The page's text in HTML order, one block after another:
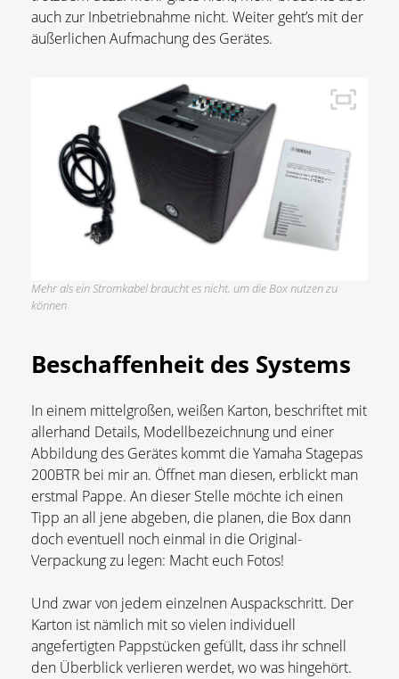
auch zur Inbetriebnahme nicht. Weiter geht’s mit der
äußerlichen Aufmachung des Gerätes.
Mehr als ein Stromkabel braucht es nicht, um die Box nutzen zu
können
Beschaffenheit des Systems
In einem mittelgroßen, weißen Karton, beschriftet mit
allerhand Details, Modellbezeichnung und einer
Abbildung des Gerätes kommt die Yamaha Stagepas
200BTR bei mir an. Öffnet man diesen, erblickt man
erstmal Pappe. An dieser Stelle möchte ich einen
Tipp an all jene abgeben, die planen, die Box dann
doch eventuell noch einmal in die Original-
Verpackung zu legen: Macht euch Fotos!
Und zwar von jedem einzelnen Auspackschritt. Der
Karton ist nämlich mit so vielen individuell
angefertigten Pappstücken gefüllt, dass ihr schnell
den Überblick verlieren werdet, wo was hingehört.